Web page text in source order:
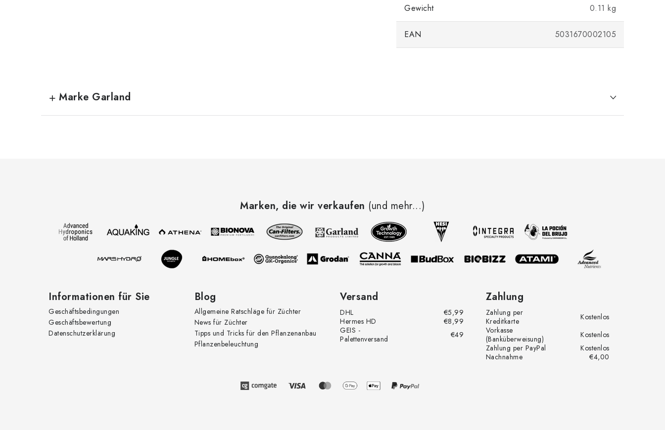
Gewicht 0.11 kg
EAN 5031670002105
Marke Garland
Marken, die wir verkaufen (und mehr...)
Informationen für Sie
Geschäftsbedingungen
Geschäftsbewertung
Datenschutzerklärung
Blog
Allgemeine Ratschläge für Züchter
News für Züchter
Tipps und Tricks für den Pflanzenanbau
Pflanzenbeleuchtung
Versand
DHL
€5,99
Hermes HD
€8,99
GEIS -
Palettenversand
€49
Zahlung
Zahlung per
Kreditkarte
Kostenlos
Vorkasse
(Banküberweisung)
Kostenlos
Zahlung per PayPal
Kostenlos
Nachnahme
€4,00